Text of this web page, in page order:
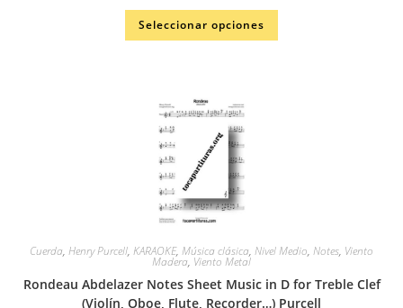
Valorado
en4.00de
Seleccionar opciones
Cuerda, Henry Purcell, KARAOKE, Música clásica, Nivel Medio, Notes, Viento
Madera, Viento Metal
Rondeau Abdelazer Notes Sheet Music in D for Treble Clef
(Violín, Oboe, Flute, Recorder…) Purcell